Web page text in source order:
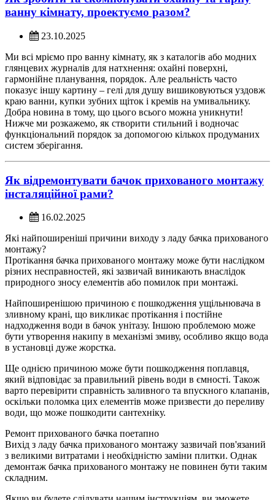
ванну кімнату, проектуємо разом?
23.10.2025
Ми всі мріємо про ванну кімнату, як з каталогів або модних
глянцевих журналів для натхнення: охайні поверхні,
гармонійне планування, порядок. Але реальність часто
показує іншу картину – гелі для душу вишиковуються уздовж
краю ванни, купки зубних щіток і кремів на умивальнику.
Добра новина в тому, що цього всього можна уникнути!
Нижче ми розкажемо, як створити стильний і водночас
функціональний порядок за допомогою кількох продуманих
систем зберігання.
Як відремонтувати бачок прихованого монтажу
інсталяційної рами?
16.02.2025
Які найпоширеніші причини виходу з ладу бачка прихованого
монтажу?
Протікання бачка прихованого монтажу може бути наслідком
різних несправностей, які зазвичай виникають внаслідок
природного зносу елементів або помилок при монтажі.
Найпоширенішою причиною є пошкодження ущільнювача в
зливному крані, що викликає протікання і постійне
надходження води в бачок унітазу. Іншою проблемою може
бути утворення накипу в механізмі змиву, особливо якщо вода
в установці дуже жорстка.
Ще однією причиною може бути пошкодження поплавця,
який відповідає за правильний рівень води в ємності. Також
варто перевірити справність заливного та впускного клапанів,
оскільки поломка цих елементів може призвести до переливу
води, що може пошкодити сантехніку.
Ремонт прихованого бачка поетапно
Вихід з ладу бачка прихованого монтажу зазвичай пов'язаний
з великими витратами і необхідністю заміни плитки. Однак
демонтаж бачка прихованого монтажу не повинен бути таким
складним.